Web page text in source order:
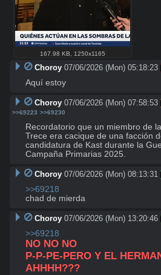
167.98 KB 1250x1165
Choroy 07/06/2026 (Mon) 05:18:23
Aquí estoy
Choroy 07/06/2026 (Mon) 07:58:53
>>69223 >>69230
Recordatorio que un miembro de
Trece era cacique de una facción
candidatura de Kast durante la
Campaña Primarias 2025.
Choroy 07/06/2026 (Mon) 08:13:31
>>69218
chad de mierda
Choroy 07/06/2026 (Mon) 13:20:46
>>69218
NO NO NO
P-P-PE-PERO Y EL
AHHHH???